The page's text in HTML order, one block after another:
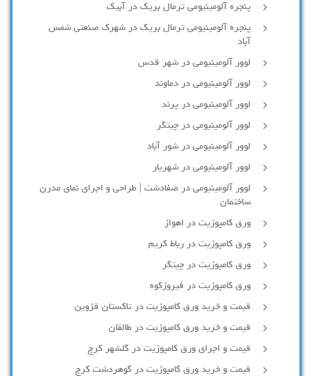
پنجره آلومینیومی ترمال بریک در آبیک
پنجره آلومینیومی ترمال بریک در شهرک صنعتی شمس
آباد
لوور آلومینیومی در شهر قدس
لوور آلومینیومی در دماوند
لوور آلومینیومی در پرند
لوور آلومینیومی در چیتگر
لوور آلومینیومی در شور آباد
لوور آلومينيومي در شهريار
لوور آلومینیومی در صفادشت | طراحی و اجرای نمای مدرن
ساختمان
ورق کامپوزیت در اهواز
ورق کامپوزیت در رباط کریم
ورق کامپوزیت در چیتگر
ورق کامپوزیت در فیروزکوه
قیمت و خرید ورق کامپوزیت در تاکستان قزوین
قیمت و خرید ورق کامپوزیت در طالقان
قیمت و اجرای ورق کامپوزیت در گلشهر کرج
قیمت و خرید ورق کامپوزیت در گوهردشت کرج